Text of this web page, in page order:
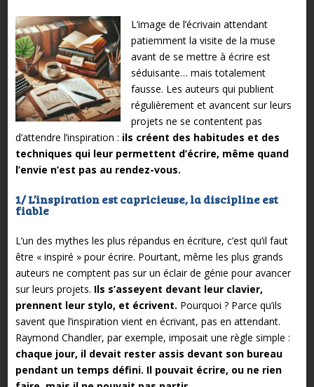
L’image de l’écrivain attendant
patiemment la visite de la muse
avant de se mettre à écrire est
séduisante… mais totalement
fausse. Les auteurs qui publient
régulièrement et avancent sur leurs
projets ne se contentent pas
d’attendre l’inspiration : ils créent des habitudes et des
techniques qui leur permettent d’écrire, même quand
l’envie n’est pas au rendez-vous.
1/ L’inspiration est capricieuse, la discipline est
fiable
L’un des mythes les plus répandus en écriture, c’est qu’il faut
être « inspiré » pour écrire. Pourtant, même les plus grands
auteurs ne comptent pas sur un éclair de génie pour avancer
sur leurs projets. Ils s’asseyent devant leur clavier,
prennent leur stylo, et écrivent. Pourquoi ? Parce qu’ils
savent que l’inspiration vient en écrivant, pas en attendant.
Raymond Chandler, par exemple, imposait une règle simple :
chaque jour, il devait rester assis devant son bureau
pendant un temps défini. Il pouvait écrire, ou ne rien